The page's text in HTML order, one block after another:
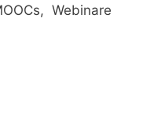
Webinare